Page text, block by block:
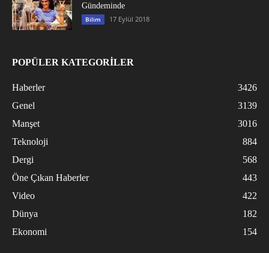
Gündeminde
Bilim 17 Eylül 2018
POPÜLER KATEGORİLER
Haberler
3426
Genel
3139
Manşet
3016
Teknoloji
884
Dergi
568
Öne Çıkan Haberler
443
Video
422
Dünya
182
Ekonomi
154